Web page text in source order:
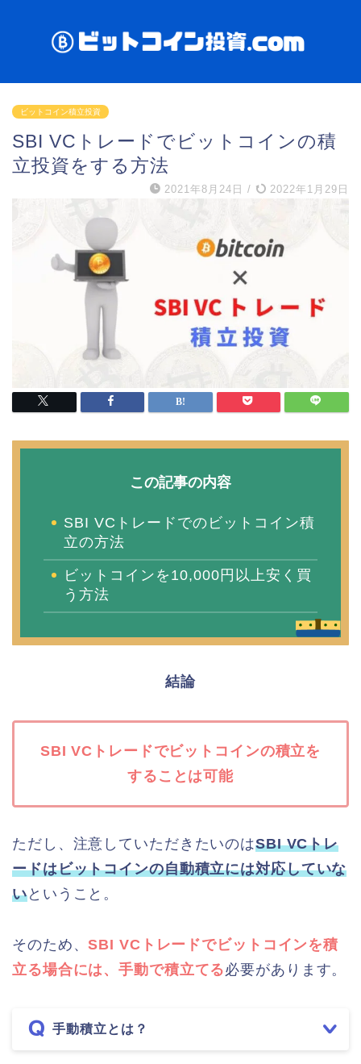
ビットコイン積立投資
SBI VCトレードでビットコインの積
立投資をする方法
2021年8月24日 / 2022年1月29日
この記事の内容
SBI VCトレードでのビットコイン積
立の方法
ビットコインを10,000円以上安く買
う方法
結論
SBI VCトレードでビットコインの積立を
することは可能
ただし、注意していただきたいのはSBI VCトレ
ードはビットコインの自動積立には対応していな
いということ。
そのため、SBI VCトレードでビットコインを積
立る場合には、手動で積立てる必要があります。
手動積立とは？